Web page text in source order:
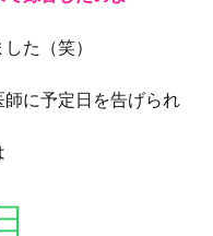
た（笑）
に予定日を告げられ